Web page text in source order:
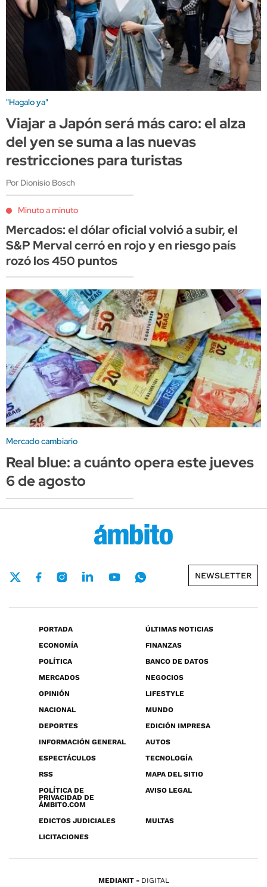
"Hagalo ya"
Viajar a Japón será más caro: el alza
del yen se suma a las nuevas
restricciones para turistas
Por Dionisio Bosch
Minuto a minuto
Mercados: el dólar oficial volvió a subir, el
S&P Merval cerró en rojo y en riesgo país
rozó los 450 puntos
Mercado cambiario
Real blue: a cuánto opera este jueves
6 de agosto
NEWSLETTER
PORTADA
ÚLTIMAS NOTICIAS
ECONOMÍA
FINANZAS
POLÍTICA
BANCO DE DATOS
MERCADOS
NEGOCIOS
OPINIÓN
LIFESTYLE
NACIONAL
MUNDO
DEPORTES
EDICIÓN IMPRESA
INFORMACIÓN GENERAL
AUTOS
ESPECTÁCULOS
TECNOLOGÍA
RSS
MAPA DEL SITIO
POLÍTICA DE
PRIVACIDAD DE
ÁMBITO.COM
AVISO LEGAL
EDICTOS JUDICIALES
MULTAS
LICITACIONES
MEDIAKIT DIGITAL